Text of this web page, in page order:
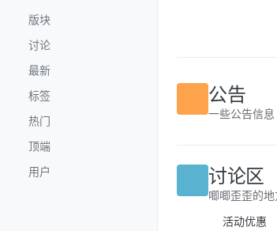
版块
讨论
最新
标签
热门
顶端
用户
公告
讨论区
唧唧歪歪的地